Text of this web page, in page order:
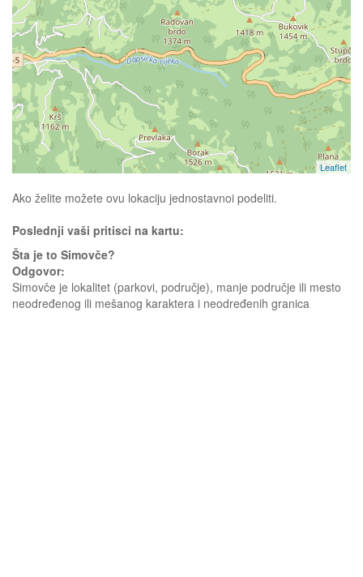
Leaflet
Ako želite možete ovu lokaciju jednostavnoi podeliti.
Poslednji vaši pritisci na kartu:
Šta je to Simovče?
Odgovor:
Simovče je lokalitet (parkovi, područje), manje područje ili mesto
neodređenog ili mešanog karaktera i neodređenih granica